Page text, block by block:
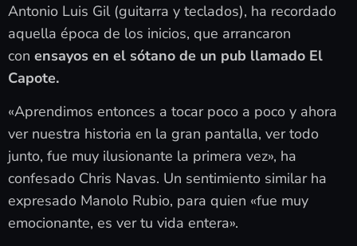
Antonio Luis Gil (guitarra y teclados), ha recordado
aquella época de los inicios, que arrancaron
con ensayos en el sótano de un pub llamado El
Capote.
«Aprendimos entonces a tocar poco a poco y ahora
ver nuestra historia en la gran pantalla, ver todo
junto, fue muy ilusionante la primera vez», ha
confesado Chris Navas. Un sentimiento similar ha
expresado Manolo Rubio, para quien «fue muy
emocionante, es ver tu vida entera».